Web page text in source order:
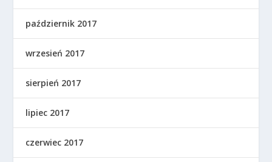
październik 2017
wrzesień 2017
sierpień 2017
lipiec 2017
czerwiec 2017